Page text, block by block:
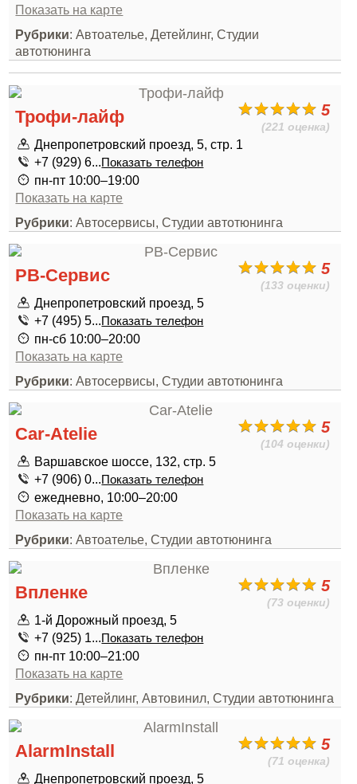
Показать на карте
Рубрики: Автоателье, Детейлинг, Студии
автотюнинга
5
(221 оценка)
Трофи-лайф
Днепропетровский проезд, 5, стр. 1
+7 (929) 6...Показать телефон
пн-пт 10:00–19:00
Показать на карте
Рубрики: Автосервисы, Студии автотюнинга
5
(133 оценки)
РВ-Сервис
Днепропетровский проезд, 5
+7 (495) 5...Показать телефон
пн-сб 10:00–20:00
Показать на карте
Рубрики: Автосервисы, Студии автотюнинга
5
(104 оценки)
Car-Atelie
Варшавское шоссе, 132, стр. 5
+7 (906) 0...Показать телефон
ежедневно, 10:00–20:00
Показать на карте
Рубрики: Автоателье, Студии автотюнинга
5
(73 оценки)
Впленке
1-й Дорожный проезд, 5
+7 (925) 1...Показать телефон
пн-пт 10:00–21:00
Показать на карте
Рубрики: Детейлинг, Автовинил, Студии автотюнинга
5
(71 оценка)
AlarmInstall
Днепропетровский проезд, 5